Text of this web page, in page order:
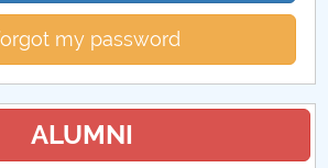
my password
ALUMNI